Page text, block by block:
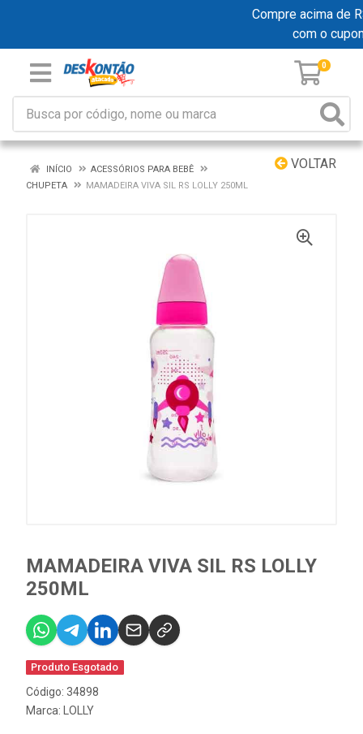
Compre acima de
com o
0
VOLTAR
INÍCIO
ACESSÓRIOS PARA BEBÊ
CHUPETA
MAMADEIRA VIVA SIL RS LOLLY 250ML
MAMADEIRA VIVA SIL RS LOLLY
250ML
Produto Esgotado
Código: 34898
Marca:
LOLLY